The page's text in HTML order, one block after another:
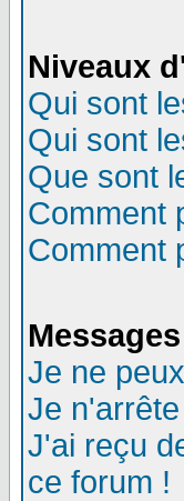
Niveaux
Qui sont
Qui sont
Que sont
Comment
Comment
Je ne
Je
J'ai reçu
ce forum !